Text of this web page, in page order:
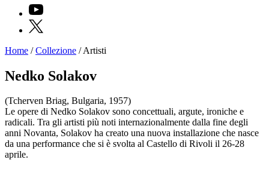
YouTube
X
Mostre
Eventi
del
Museo
Cosmo
Digitale
EN
Home /Collezione /Artisti
Nedko Solakov
(Tcherven Briag, Bulgaria, 1957)
Le opere di Nedko Solakov sono concettuali, argute, ironiche e
radicali. Tra gli artisti più noti internazionalmente dalla fine degli
anni Novanta, Solakov ha creato una nuova installazione che nasce
da una performance che si è svolta al Castello di Rivoli il 26-28
aprile.